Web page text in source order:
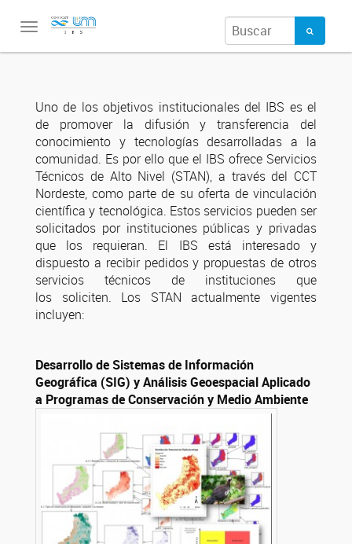
Toggle
Uno de los objetivos institucionales del IBS es el
de promover la difusión y transferencia del
conocimiento y tecnologías desarrolladas a la
comunidad. Es por ello que el IBS ofrece Servicios
Técnicos de Alto Nivel (STAN), a través del CCT
Nordeste, como parte de su oferta de vinculación
científica y tecnológica. Estos servicios pueden ser
solicitados por instituciones públicas y privadas
que los requieran. El IBS está interesado y
dispuesto a recibir pedidos y propuestas de otros
servicios técnicos de instituciones que
los soliciten. Los STAN actualmente vigentes
incluyen:
Desarrollo de Sistemas de Información
Geográfica (SIG) y Análisis Geoespacial Aplicado
a Programas de Conservación y Medio Ambiente